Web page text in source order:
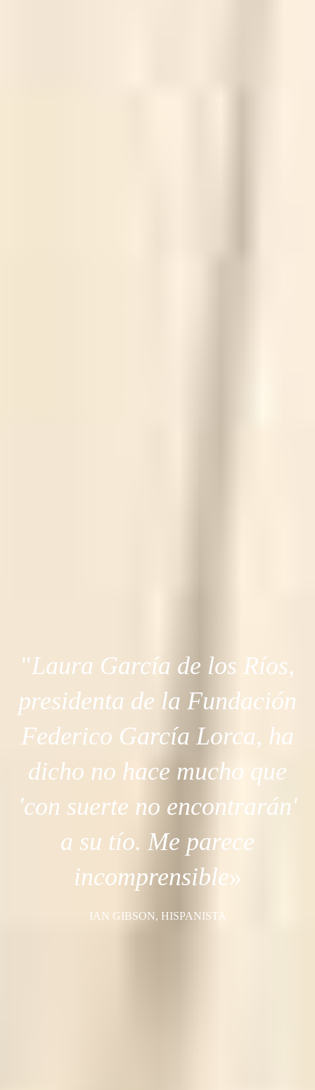
"Laura García de los Ríos,
presidenta de la Fundación
Federico García Lorca, ha
dicho no hace mucho que
'con suerte no encontrarán'
a su tío. Me parece
incomprensible»
IAN GIBSON, HISPANISTA